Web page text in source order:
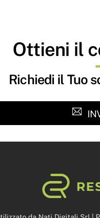
Ottieni il
Richiedi il Tuo